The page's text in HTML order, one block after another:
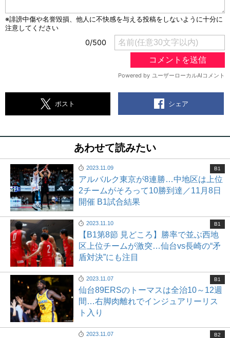
ポスト シェア
あわせて読みたい
2023.11.09
アルバルク東京が8連勝…中地区は上位
2チームがそろって10勝到達／11月8日
開催 B1試合結果
B1
2023.11.10
【B1第8節 見どころ】勝率で並ぶ西地
区上位チームが激突…仙台vs長崎の“矛
盾対決”にも注目
B1
2023.11.07
仙台89ERSのトーマスは全治10～12週
間…右脚肉離れでインジュアリーリス
ト入り
B1
2023.11.07 B2